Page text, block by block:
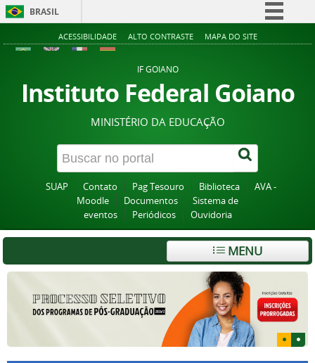
BRASIL
Simplifique!
Acesso à informação
Legislação
Canais
ACESSIBILIDADE ALTO CONTRASTE MAPA DO SITE
IF GOIANO
Instituto Federal Goiano
MINISTÉRIO DA EDUCAÇÃO
SUAP Contato Pag Tesouro Biblioteca
AVA -
Moodle
Documentos
Sistema de
eventos
Periódicos Ouvidoria
MENU